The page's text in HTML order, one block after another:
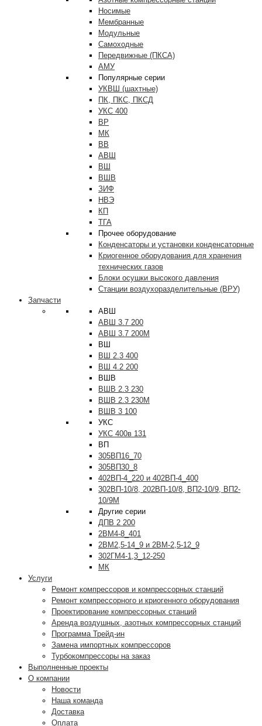
Носимые
Мембранные
Модульные
Самоходные
Передвижные (ПКСА)
АМУ
Популярные серии
УКВШ (шахтные)
ПК, ПКС, ПКСД
УКС 400
ВР
МК
ВВ
АВШ
ВШ
ВШВ
ЗИФ
НВЭ
КП
ТГА
Прочее оборудование
Конденсаторы и установки конденсаторные
Криогенное оборудования для хранения
технических газов
Блоки осушки высокого давления
Станции воздухоразделительные (ВРУ)
Запчасти
АВШ
АВШ 3.7 200
АВШ 3.7 200М
ВШ
ВШ 2.3 400
ВШ 4.2 200
ВШВ
ВШВ 2.3 230
ВШВ 2.3 230М
ВШВ 3 100
УКС
УКС 400в 131
ВП
305ВП16_70
305ВП30_8
402ВП-4_220 и 402ВП-4_400
302ВП-10/8, 202ВП-10/8, ВП2-10/9, ВП2-
10/9М
Другие серии
ДПВ 2 200
2ВМ4-8_401
2ВМ2,5-14_9 и 2ВМ-2,5-12_9
302ГМ4-1,3_12-250
МК
Услуги
Ремонт компрессоров и компрессорных станций
Ремонт компрессорного и криогенного оборудования
Проектирование компрессорных станций
Аренда воздушных, азотных компрессорных станций
Программа Трейд-ин
Замена импортных компрессоров
Турбокомпрессоры на заказ
Выполненные проекты
О компании
Новости
Наша команда
Доставка
Оплата